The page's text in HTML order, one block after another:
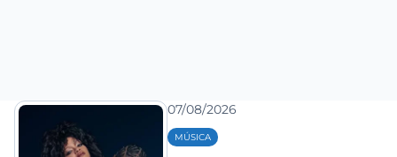
07/08/2026
MÚSICA